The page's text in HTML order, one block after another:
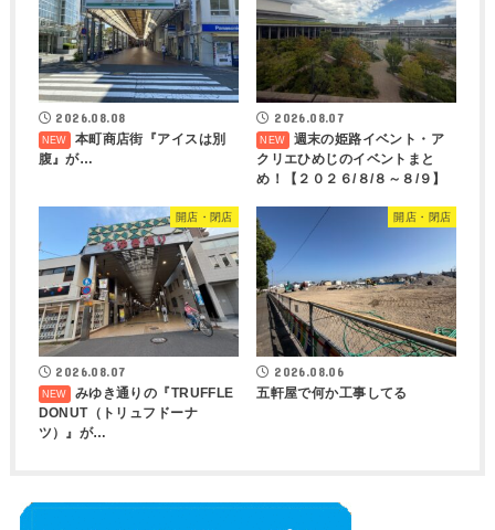
2026.08.08
本町商店街『アイスは別
腹』が…
2026.08.07
週末の姫路イベント・ア
クリエひめじのイベントまと
め！【２０２６/８/８～８/９】
開店・閉店
2026.08.07
みゆき通りの『TRUFFLE
DONUT（トリュフドーナ
ツ）』が…
開店・閉店
2026.08.06
五軒屋で何か工事してる